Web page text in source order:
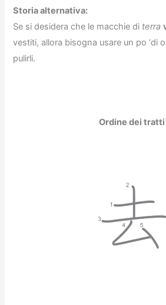
Storia alternativa:
Se si desidera che le macchie di terra
vestiti, allora bisogna usare un po ‘di
pulirli.
Ordine dei tratti
去